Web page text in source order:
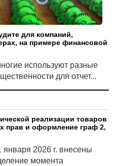
для компаний,
на примере финансовой
используют разные
для отчет...
реализации товаров
прав и оформление граф 2,
2026 г. внесены
момента